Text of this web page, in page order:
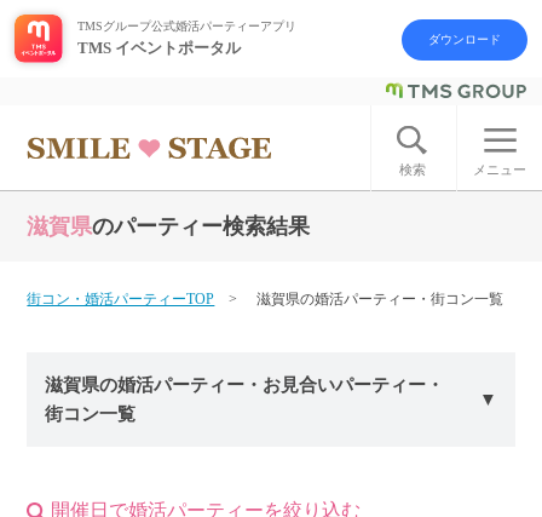
ログイン アカウント登録
はじめての方へ
今週の婚活パーティー
よくあるご質問
TMSグループ公式婚活パーティーアプリ
TMS イベントポータル ダウンロード
検索 メニュー
滋賀県のパーティー検索結果
街コン・婚活パーティーTOP 滋賀県の婚活パーティー・街コン一覧
滋賀県の婚活パーティー・お見合いパーティー・
街コン一覧
開催日で婚活パーティーを絞り込む